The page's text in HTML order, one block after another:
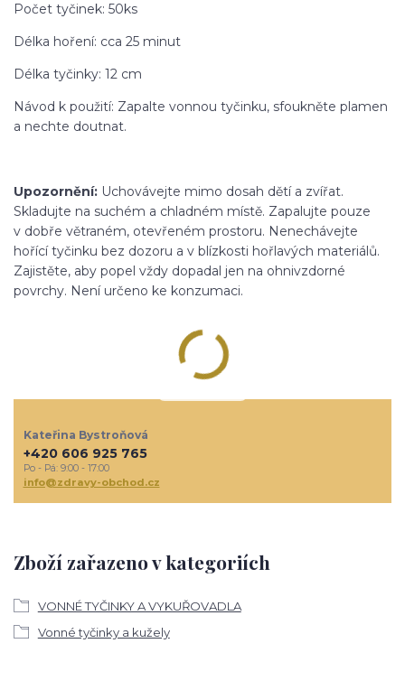
Počet tyčinek: 50ks
Délka hoření: cca 25 minut
Délka tyčinky: 12 cm
Návod k použití: Zapalte vonnou tyčinku, sfoukněte plamen
a nechte doutnat.
Upozornění: Uchovávejte mimo dosah dětí a zvířat.
Skladujte na suchém a chladném místě. Zapalujte pouze
v dobře větraném, otevřeném prostoru. Nenechávejte
hořící tyčinku bez dozoru a v blízkosti hořlavých materiálů.
Zajistěte, aby popel vždy dopadal jen na ohnivzdorné
povrchy. Není určeno ke konzumaci.
Zboží zařazeno v kategoriích
VONNÉ TYČINKY A VYKUŘOVADLA
Vonné tyčinky a kužely
Kateřina Bystroňová
+420 606 925 765
Po - Pá: 9:00 - 17:00
info@zdravy-obchod.cz